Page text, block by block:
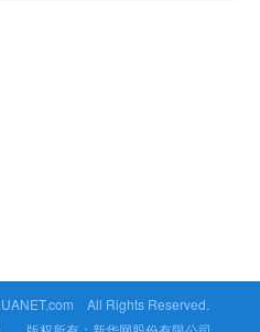
All Rights Reserved.